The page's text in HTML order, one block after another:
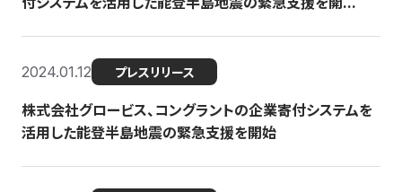
2024.01.12 プレスリリース
株式会社グロービス、コングラントの企業寄付システムを
活用した能登半島地震の緊急支援を開始